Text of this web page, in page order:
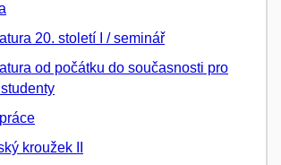
20. století I / seminář
od počátku do současnosti pro
kroužek II